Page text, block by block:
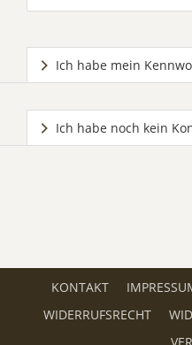
Ich habe mein
Ich habe noch kein
KONTAKT
WIDERRUFSRECHT